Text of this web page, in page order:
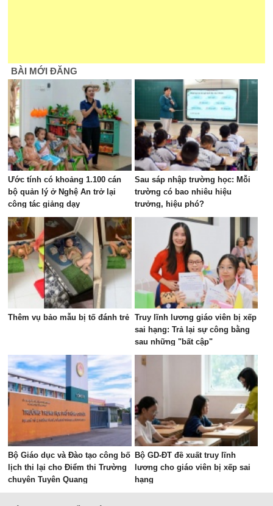
BÀI MỚI ĐĂNG
Ước tính có khoảng 1.100 cán
bộ quản lý ở Nghệ An trở lại
công tác giảng dạy
Sau sáp nhập trường học: Mỗi
trường có bao nhiêu hiệu
trưởng, hiệu phó?
Thêm vụ bảo mẫu bị tố đánh trẻ Truy lĩnh lương giáo viên bị xếp
sai hạng: Trả lại sự công bằng
sau những "bất cập"
Bộ Giáo dục và Đào tạo công bố
lịch thi lại cho Điểm thi Trường
chuyên Tuyên Quang
Bộ GD-ĐT đề xuất truy lĩnh
lương cho giáo viên bị xếp sai
hạng